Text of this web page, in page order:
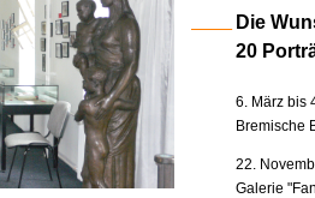
Die
20
6. März bis
Bremische
22.
Galerie